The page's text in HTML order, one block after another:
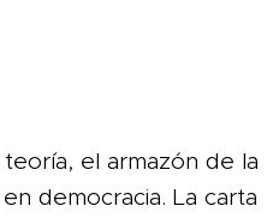
el armazón de la
democracia. La carta